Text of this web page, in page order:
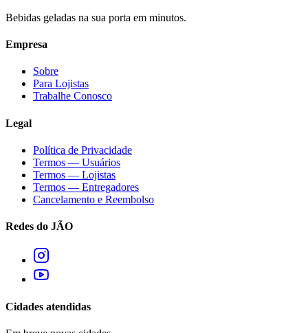
Bebidas geladas na sua porta em minutos.
Empresa
Sobre
Para Lojistas
Trabalhe Conosco
Legal
Política de Privacidade
Termos — Usuários
Termos — Lojistas
Termos — Entregadores
Cancelamento e Reembolso
Redes do JÃO
Cidades atendidas